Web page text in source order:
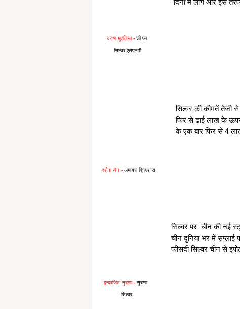
वरूण मुठलिया - जी एम
सिल्वर एलएलपी
दिनों में लोग और इस
दर्शना जैन - अमायरा क्रिएशन्स
सिल्वर की कीमतें तेजी
फिर से ढाई लाख के ऊपर
के एक बार फिर से 4
इन्द्रजित सुराणा - सुराणा
सिल्वर
सिल्वर पर  चीन की नई
चीन दुनिया भर में
फीसदी सिल्वर चीन से